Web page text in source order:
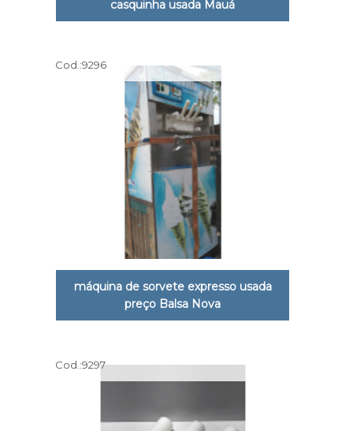
casquinha usada Mauá
Cod.:9296
máquina de sorvete expresso usada
preço Balsa Nova
Cod.:9297